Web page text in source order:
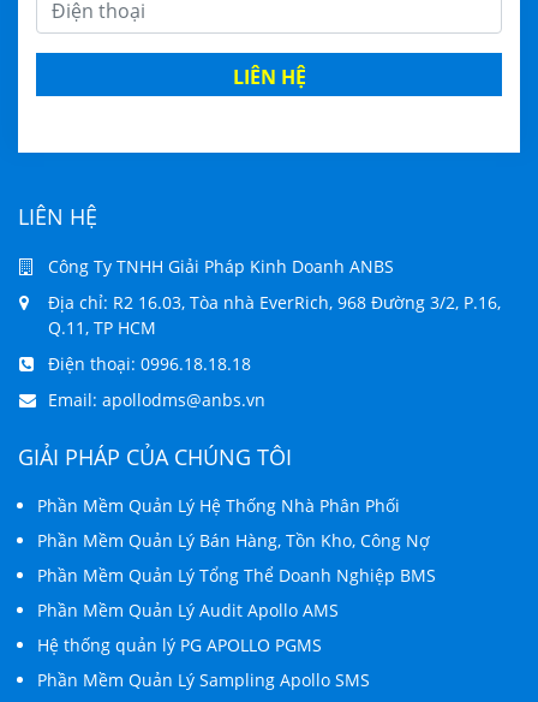
LIÊN HỆ
LIÊN HỆ
Công Ty TNHH Giải Pháp Kinh Doanh ANBS
Địa chỉ: R2 16.03, Tòa nhà EverRich, 968 Đường 3/2, P.16,
Q.11, TP HCM
Điện thoại: 0996.18.18.18
Email: apollodms@anbs.vn
GIẢI PHÁP CỦA CHÚNG TÔI
Phần Mềm Quản Lý Hệ Thống Nhà Phân Phối
Phần Mềm Quản Lý Bán Hàng, Tồn Kho, Công Nợ
Phần Mềm Quản Lý Tổng Thể Doanh Nghiệp BMS
Phần Mềm Quản Lý Audit Apollo AMS
Hệ thống quản lý PG APOLLO PGMS
Phần Mềm Quản Lý Sampling Apollo SMS